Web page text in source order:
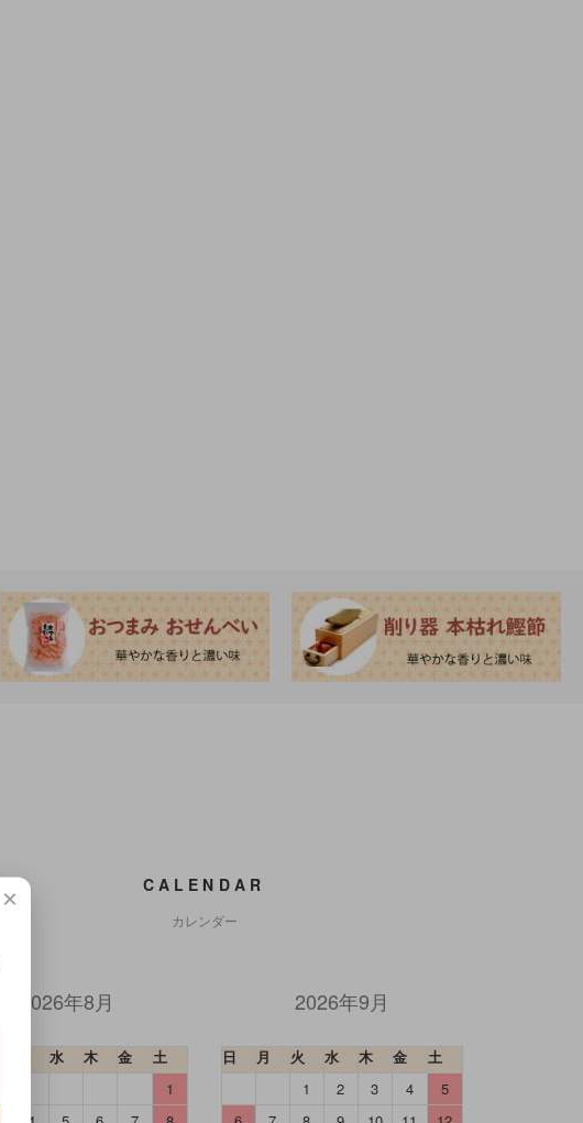
CALENDAR
カレンダー
2026年8月
水 木 金
土
1
2026年9月
日 月 火 水 木 金
土
1
2 3 4
5
×